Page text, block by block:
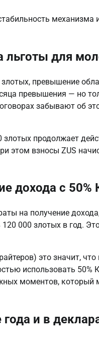
механизма
льготы для
превышение
превышения — но
забывают об
продолжает
этом взносы ZUS
дохода с 50%
на получение
000 злотых в год.
это значит,
использовать 50%
моментов, который
года и в